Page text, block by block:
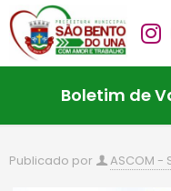
Boletim de
Publicado por ASCOM -